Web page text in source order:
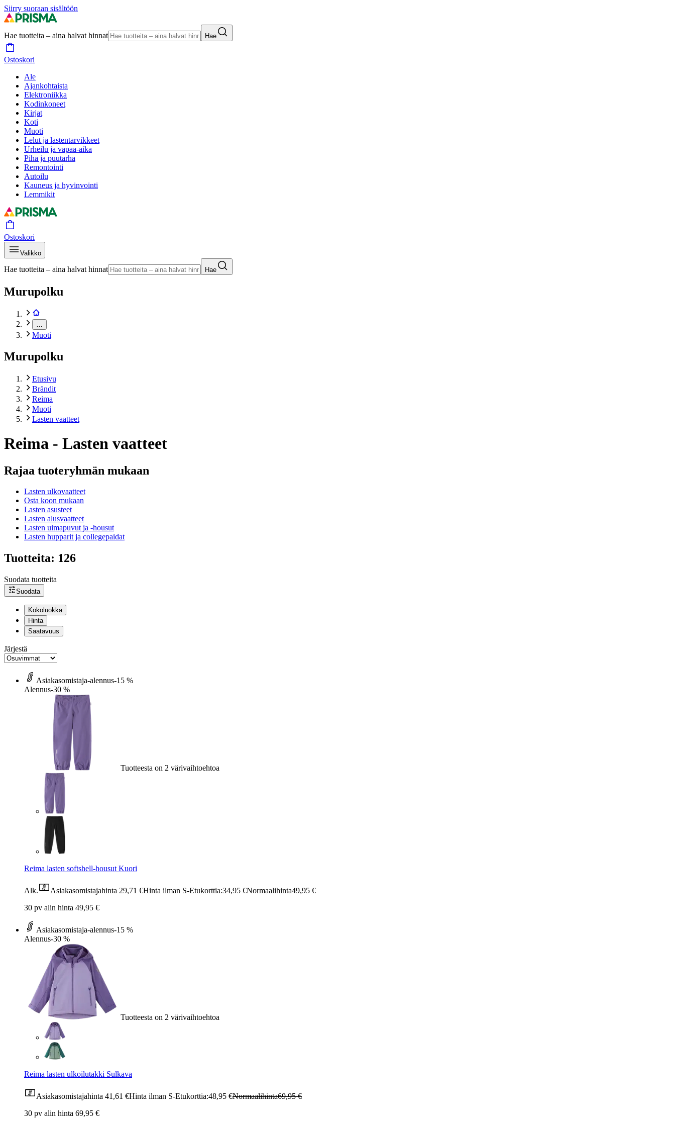
Siirry suoraan sisältöön
Hae tuotteita – aina halvat hinnat Hae
Ostoskori
Ale
Ajankohtaista
Elektroniikka
Kodinkoneet
Kirjat
Koti
Muoti
Lelut ja lastentarvikkeet
Urheilu ja vapaa-aika
Piha ja puutarha
Remontointi
Autoilu
Kauneus ja hyvinvointi
Lemmikit
Ostoskori
Valikko
Hae tuotteita – aina halvat hinnat Hae
Murupolku
Muoti
Murupolku
Etusivu
Brändit
Reima
Muoti
Lasten vaatteet
Reima - Lasten vaatteet
Rajaa tuoteryhmän mukaan
Lasten ulkovaatteet
Osta koon mukaan
Lasten asusteet
Lasten alusvaatteet
Lasten uimapuvut ja -housut
Lasten hupparit ja collegepaidat
Tuotteita: 126
Suodata tuotteita
Suodata
Kokoluokka
Hinta
Saatavuus
Järjestä
Asiakasomistaja-alennus-15 %
Alennus-30 %
Tuotteesta on 2 värivaihtoehtoa
Reima lasten softshell-housut Kuori
Alk. Asiakasomistajahinta 29,71 €Hinta ilman S-Etukorttia:34,95 €Normaalihinta49,95 €
30 pv alin hinta 49,95 €
Asiakasomistaja-alennus-15 %
Alennus-30 %
Tuotteesta on 2 värivaihtoehtoa
Reima lasten ulkoilutakki Sulkava
Asiakasomistajahinta 41,61 €Hinta ilman S-Etukorttia:48,95 €Normaalihinta69,95 €
30 pv alin hinta 69,95 €